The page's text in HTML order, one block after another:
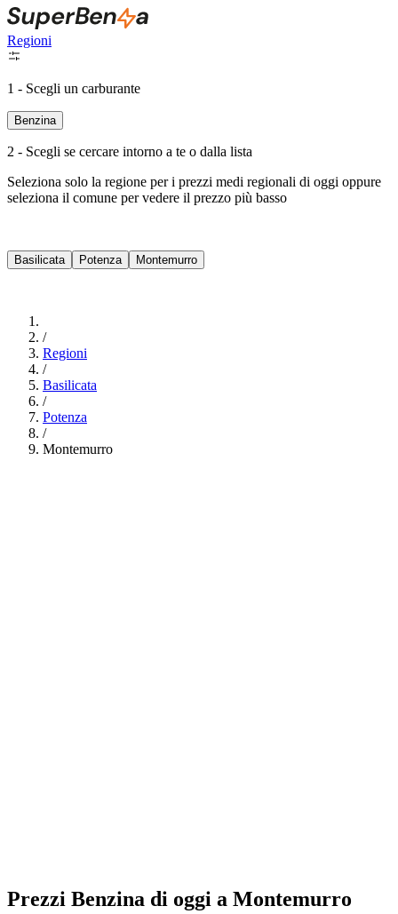
Regioni
1 - Scegli un carburante
Benzina
2 - Scegli se cercare intorno a te o dalla lista
Seleziona solo la regione per i prezzi medi regionali di oggi oppure
seleziona il comune per vedere il prezzo più basso
Basilicata Potenza Montemurro
/
Regioni
/
Basilicata
/
Potenza
/
Montemurro
Prezzi Benzina di oggi a Montemurro